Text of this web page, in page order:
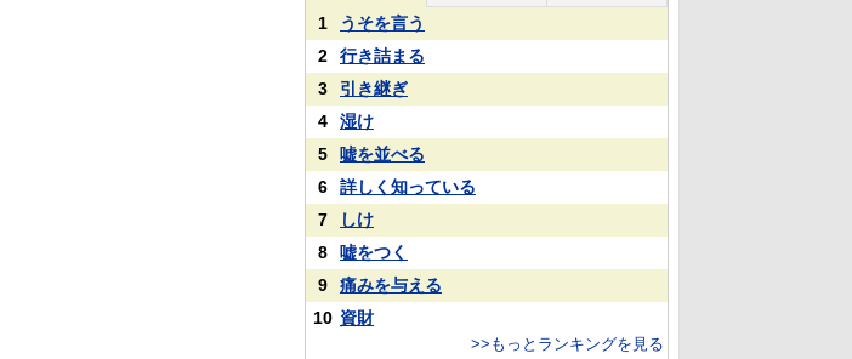
1
うそを言う
2
行き詰まる
3
引き継ぎ
4
湿け
5
嘘を並べる
6
詳しく知っている
7
しけ
8
嘘をつく
9
痛みを与える
10 資財
>>もっとランキングを見る